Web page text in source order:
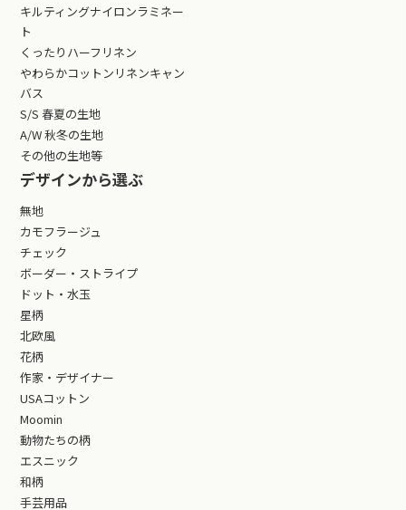
キルティングナイロンラミネー
ト
くったりハーフリネン
やわらかコットンリネンキャン
バス
S/S 春夏の生地
A/W 秋冬の生地
その他の生地等
デザインから選ぶ
無地
カモフラージュ
チェック
ボーダー・ストライプ
ドット・水玉
星柄
北欧風
花柄
作家・デザイナー
USAコットン
Moomin
動物たちの柄
エスニック
和柄
手芸用品